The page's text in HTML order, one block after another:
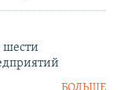
шести